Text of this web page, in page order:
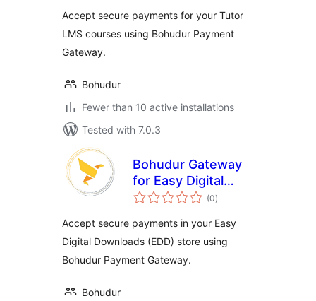
Accept secure payments for your Tutor
LMS courses using Bohudur Payment
Gateway.
Bohudur
Fewer than 10 active installations
Tested with 7.0.3
Bohudur Gateway
for Easy Digital
Downloads
(0total
ratings
)
Accept secure payments in your Easy
Digital Downloads (EDD) store using
Bohudur Payment Gateway.
Bohudur